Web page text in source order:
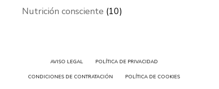
Nutrición consciente (10)
AVISO LEGAL POLÍTICA DE PRIVACIDAD
CONDICIONES DE CONTRATACIÓN POLÍTICA DE COOKIES